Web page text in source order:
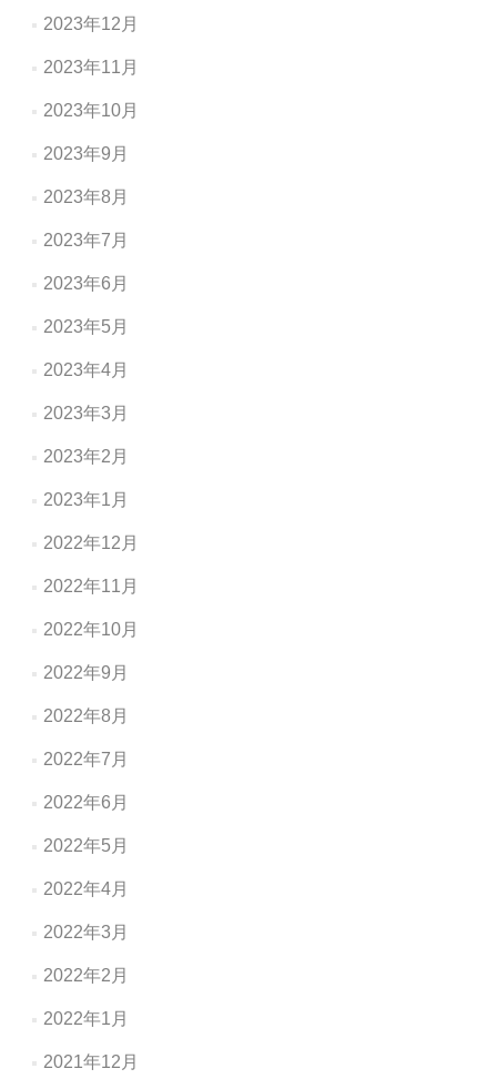
2023年12月
2023年11月
2023年10月
2023年9月
2023年8月
2023年7月
2023年6月
2023年5月
2023年4月
2023年3月
2023年2月
2023年1月
2022年12月
2022年11月
2022年10月
2022年9月
2022年8月
2022年7月
2022年6月
2022年5月
2022年4月
2022年3月
2022年2月
2022年1月
2021年12月